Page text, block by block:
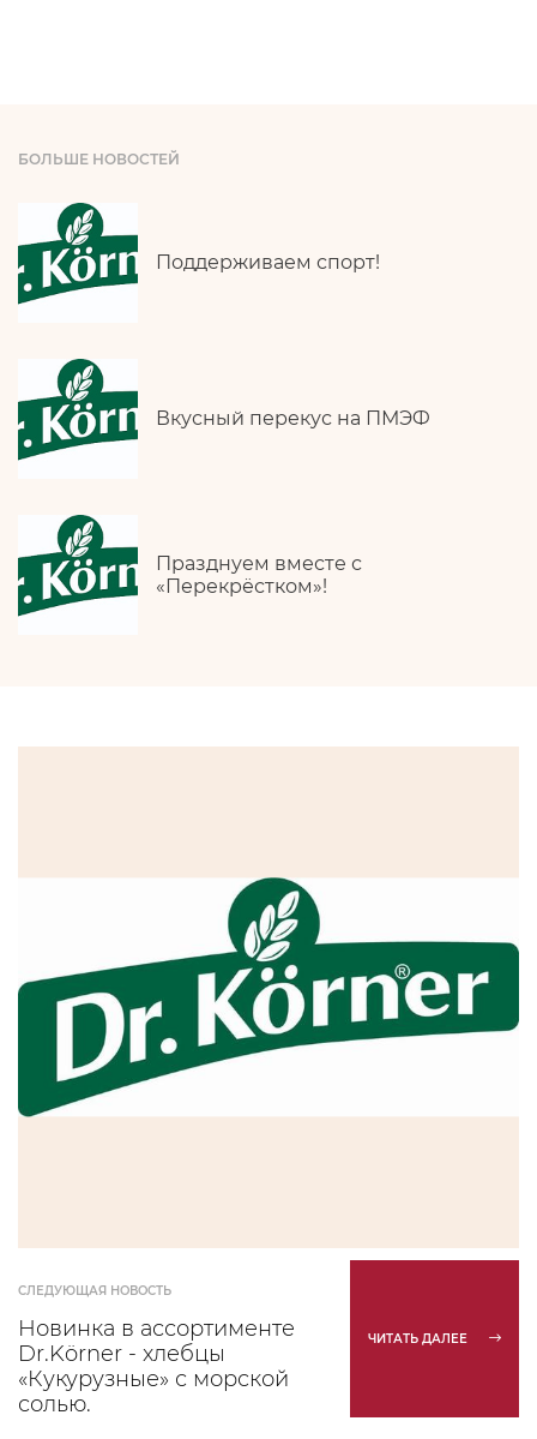
БОЛЬШЕ НОВОСТЕЙ
Поддерживаем спорт!
Вкусный перекус на ПМЭФ
Празднуем вместе с
«Перекрёстком»!
СЛЕДУЮЩАЯ НОВОСТЬ
Новинка в ассортименте
Dr.Körner - хлебцы
«Кукурузные» с морской
солью.
ЧИТАТЬ ДАЛЕЕ